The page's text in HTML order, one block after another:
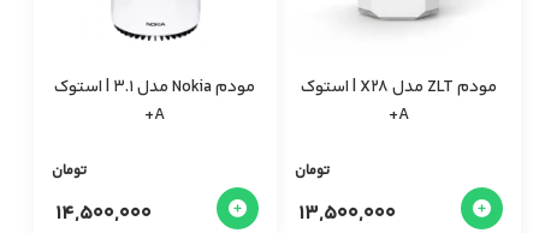
مودم ZLT مدل X28 | استوک
A+
13,500,000
تومان
مودم Nokia مدل 3.1 | استوک
A+
14,500,000
تومان